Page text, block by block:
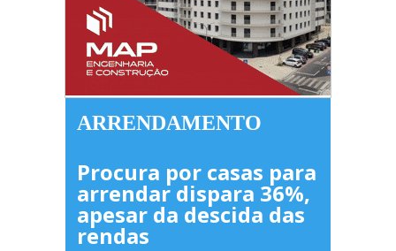
ARRENDAMENTO
Procura por casas para
arrendar dispara 36%,
apesar da descida das
rendas